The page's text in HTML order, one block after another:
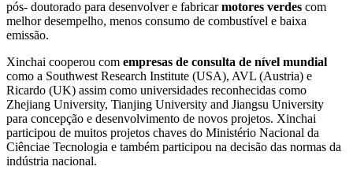
pós- doutorado para desenvolver e fabricarmotores verdes com
melhor desempelho, menos consumo de combustível e baixa
emissão.
Xinchai cooperou com empresas de consulta de nível mundial
como a Southwest Research Institute (USA), AVL (Austria) e
Ricardo (UK) assim como universidades reconhecidas como
Zhejiang University, Tianjing University and Jiangsu University
para concepção e desenvolvimento de novos projetos. Xinchai
participou de muitos projetos chaves do Ministério Nacional da
Ciênciae Tecnologia e também participou na decisão das normas da
indústria nacional.